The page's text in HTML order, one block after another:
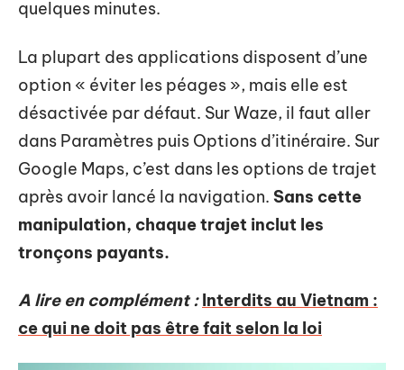
quelques minutes.
La plupart des applications disposent d’une
option « éviter les péages », mais elle est
désactivée par défaut. Sur Waze, il faut aller
dans Paramètres puis Options d’itinéraire. Sur
Google Maps, c’est dans les options de trajet
après avoir lancé la navigation. Sans cette
manipulation, chaque trajet inclut les
tronçons payants.
A lire en complément : Interdits au Vietnam :
ce qui ne doit pas être fait selon la loi